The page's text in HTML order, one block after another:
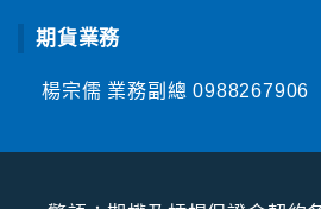
期貨業務
楊宗儒 業務副總0988267906